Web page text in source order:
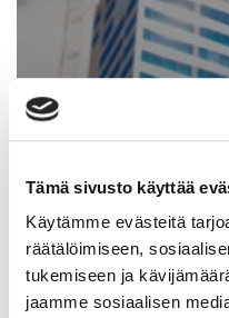
Tämä sivusto käyttää
Käytämme evästeitä
räätälöimiseen,
tukemiseen ja
jaamme sosiaalisen
Syyskauden